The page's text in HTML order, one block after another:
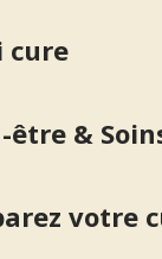
cure
être &
votre